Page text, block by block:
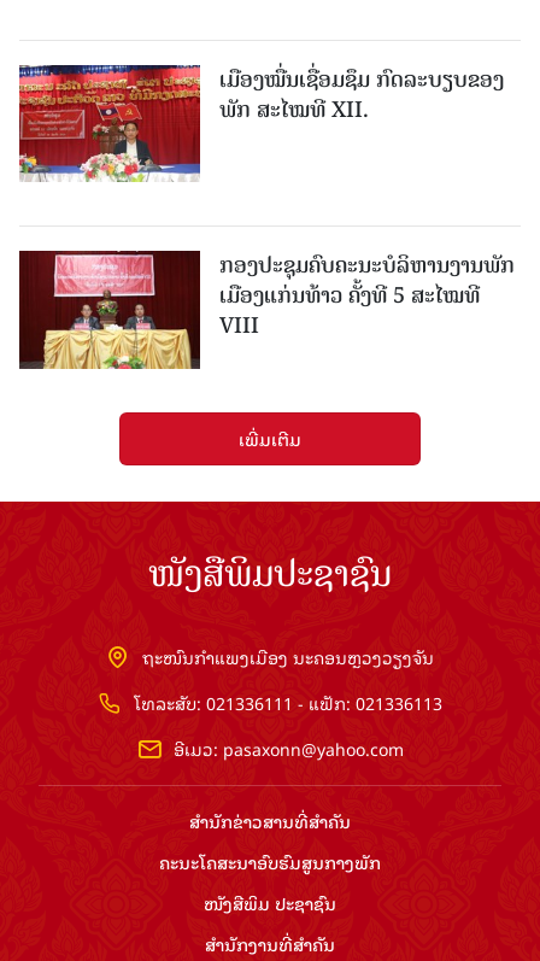
ເມືອງ​ໝື່ນເຊື່ອມຊຶມ ກົດລະບຽບຂອງ
ພັກ ສະໄໝທີ XII.
ກອງປະຊຸມຄົບຄະນະບໍລິຫານງານພັກ
ເມືອງແກ່ນ​ທ້າວ ຄັ້ງທີ 5 ສະໄໝທີ
VIII
ເພີ່ມເຕີມ
ໜັງສືພິມປະຊາຊົນ
ຖະໜົນກຳແພງເມືອງ ນະຄອນຫຼວງວຽງຈັນ
ໂທລະສັບ: 021336111 - ແຟັກ: 021336113
ອີເມວ: pasaxonn@yahoo.com
ສຳ​ນັກ​ຂ່າວ​ສານ​ທີ່​ສຳ​ຄັນ​
ຄະນະໂຄສະນາອົບຮົມ​ສູນ​ກາງ​ພັກ
ໜັງສືພິມ ປະ​ຊາ​ຊົນ
ສຳ​ນັກ​ງານ​ທີ່​ສຳ​ຄັນ